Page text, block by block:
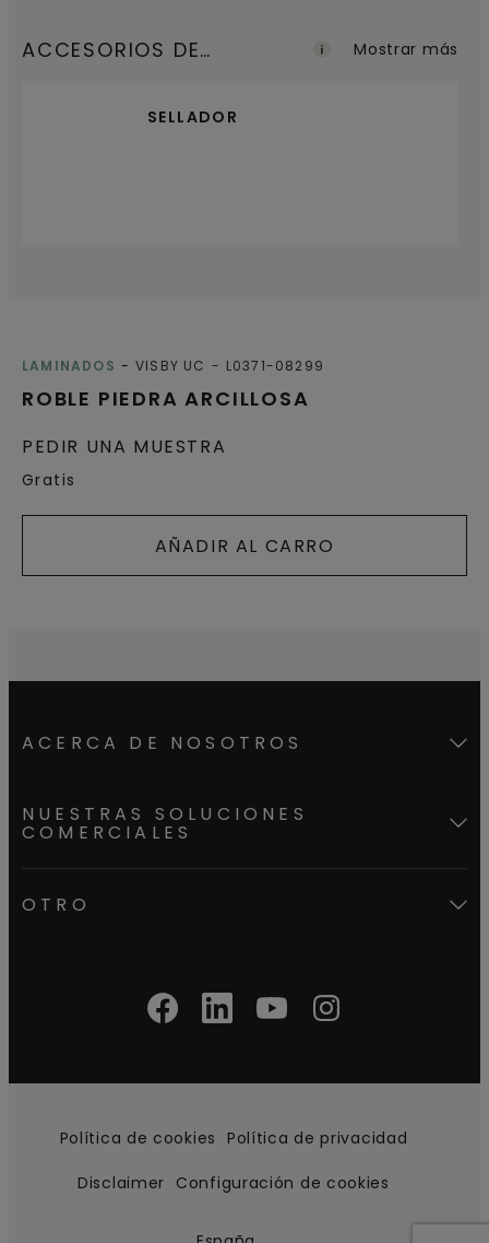
ACCESORIOS DE
SELLADOR
Mostrar más
ROBLE PIEDRA ARCILLOSA
LAMINADOS VISBY UC L0371-08299
PEDIR UNA MUESTRA
Gratis
AÑADIR AL CARRO
ACERCA DE NOSOTROS
NUESTRAS SOLUCIONES
COMERCIALES
OTRO
Política de cookies Política de privacidad
Disclaimer Configuración de cookies